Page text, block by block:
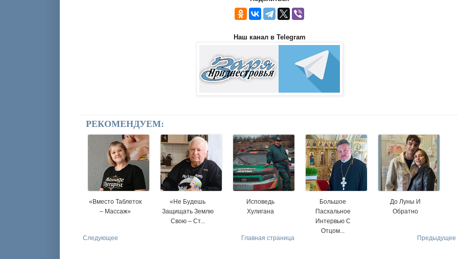
Наш канал в Telegram
РЕКОМЕНДУЕМ:
«Вместо Таблеток
– Массаж»
«Не Будешь
Защищать Землю
Свою – Ст...
Исповедь
Хулигана
Большое
Пасхальное
Интервью С
Отцом...
До Луны И
Обратно
Следующее Предыдущее
Главная страница